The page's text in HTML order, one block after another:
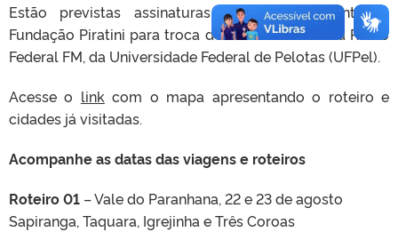
Estão previstas assinaturas de convênios entre a
Fundação Piratini para troca de conteúdos com a Rádio
Federal FM, da Universidade Federal de Pelotas (UFPel).
Acesse o link com o mapa apresentando o roteiro e
cidades já visitadas.
Acompanhe as datas das viagens e roteiros
Roteiro 01 – Vale do Paranhana, 22 e 23 de agosto
Sapiranga, Taquara, Igrejinha e Três Coroas